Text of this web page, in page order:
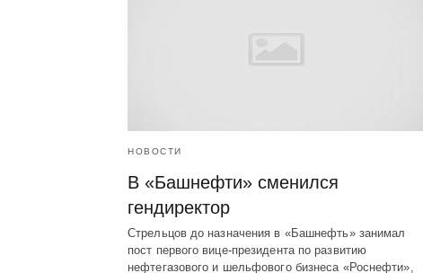
НОВОСТИ
В «Башнефти» сменился
гендиректор
Стрельцов до назначения в «Башнефть» занимал
пост первого вице-президента по развитию
нефтегазового и шельфового бизнеса «Роснефти»,